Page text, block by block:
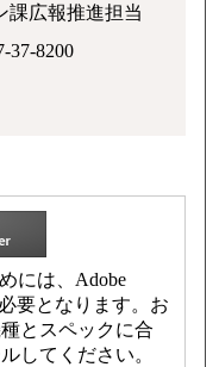
課広報推進担当
37-8200
には、Adobe
要となります。お
とスペックに合
してください。